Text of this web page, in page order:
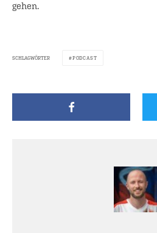
gehen.
SCHLAGWÖRTER PODCAST